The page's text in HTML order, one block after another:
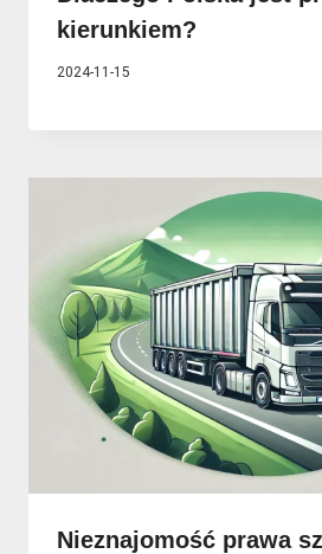
kierunkiem?
2024-11-15
Nieznajomość prawa